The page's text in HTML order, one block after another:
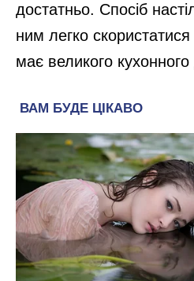
достатньо. Спосіб
ним легко
має великого кухонного